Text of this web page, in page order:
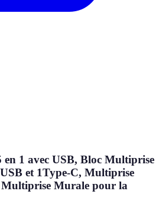
1 avec USB, Bloc Multiprise
et 1Type-C, Multiprise
Murale pour la